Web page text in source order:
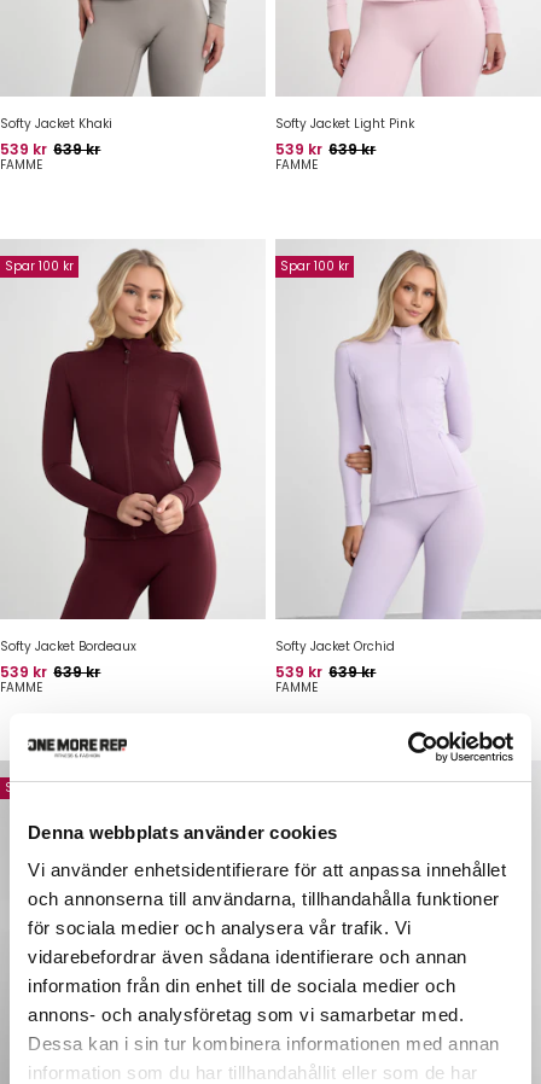
Denna webbplats använder cookies
Vi använder enhetsidentifierare för att anpassa innehållet
och annonserna till användarna, tillhandahålla funktioner
för sociala medier och analysera vår trafik. Vi
vidarebefordrar även sådana identifierare och annan
information från din enhet till de sociala medier och
annons- och analysföretag som vi samarbetar med.
Dessa kan i sin tur kombinera informationen med annan
information som du har tillhandahållit eller som de har
Softy Jacket Khaki
Pris
539 kr Oprindelig pris
639 kr
FAMME
Softy Jacket Light Pink
Pris
539 kr Oprindelig pris
639 kr
FAMME
Spar 100 kr
Softy Jacket Bordeaux
Pris
539 kr Oprindelig pris
639 kr
FAMME
Spar 100 kr
Softy Jacket Orchid
Pris
539 kr Oprindelig pris
639 kr
FAMME
Spar 100 kr Spar 100 kr